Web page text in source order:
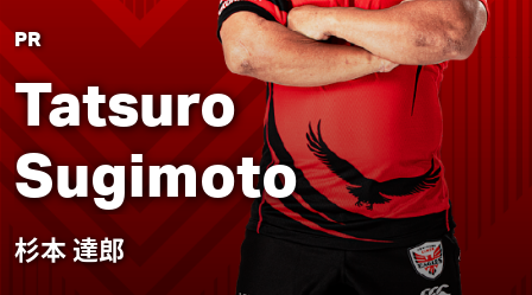
PR
Tatsuro
Sugimoto
杉本 達郎